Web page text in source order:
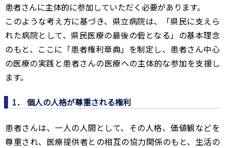
患者さんに主体的に参加していただく必要があります。
このような考え方に基づき、県立病院は、「県民に支えら
れた病院として、県民医療の最後の砦となる」の基本理念
のもと、ここに「患者権利章典」を制定し、患者さん中心
の医療の実践と患者さんの医療への主体的な参加を支援し
ます。
1． 個人の人格が尊重される権利
患者さんは、一人の人間として、その人格、価値観などを
尊重され、医療提供者との相互の協力関係のもと、生活の